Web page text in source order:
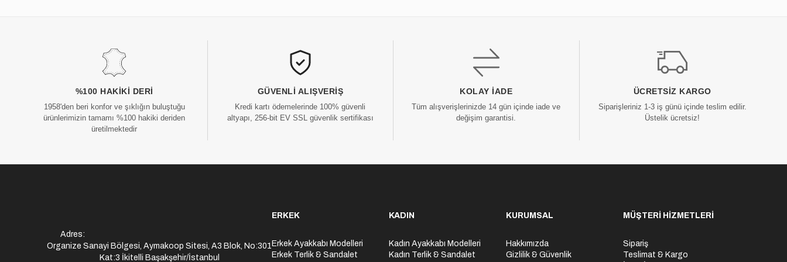
%100 HAKIKI DERI
1958'den beri konfor ve şıklığın buluştuğu
ürünlerimizin tamamı %100 hakiki deriden
üretilmektedir
GÜVENLI ALIŞVERIŞ
Kredi kartı ödemelerinde 100% güvenli
altyapı, 256-bit EV SSL güvenlik sertifikası
KOLAY İADE
Tüm alışverişlerinizde 14 gün içinde iade ve
değişim garantisi.
ÜCRETSIZ KARGO
Siparişleriniz 1-3 iş günü içinde teslim edilir.
Üstelik ücretsiz!
Adres:
Organize Sanayi Bölgesi, Aymakoop Sitesi, A3 Blok, No:301
Kat:3 İkitelli Başakşehir/İstanbul
ERKEK
Erkek Ayakkabı Modelleri
Erkek Terlik & Sandalet
KADIN
Kadın Ayakkabı Modelleri
Kadın Terlik & Sandalet
KURUMSAL
Hakkımızda
Gizlilik & Güvenlik
MÜŞTERİ HİZMETLERİ
Sipariş
Teslimat & Kargo